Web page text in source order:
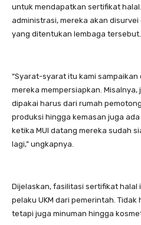
untuk mendapatkan sertifikat
administrasi, mereka akan
yang ditentukan lembaga tersebut.
“Syarat-syarat itu kami sampaikan
mereka mempersiapkan.
dipakai harus dari rumah
produksi hingga kemasan juga
ketika MUI datang mereka sudah
lagi,” ungkapnya.
Dijelaskan, fasilitasi sertifikat halal
pelaku UKM dari pemerintah.
tetapi juga minuman hingga